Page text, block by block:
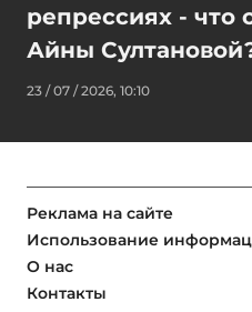
репрессиях - что
Айны
23 / 07 / 2026, 10:10
Реклама на сайте
Использование
О нас
Контакты